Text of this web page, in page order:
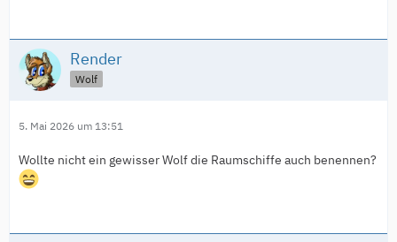
Render
Wolf
5. Mai 2026 um 13:51
Wollte nicht ein gewisser Wolf die Raumschiffe auch benennen?